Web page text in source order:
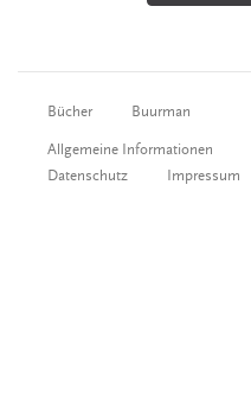
Bücher Buurman
Allgemeine Informationen
Datenschutz
Impressum